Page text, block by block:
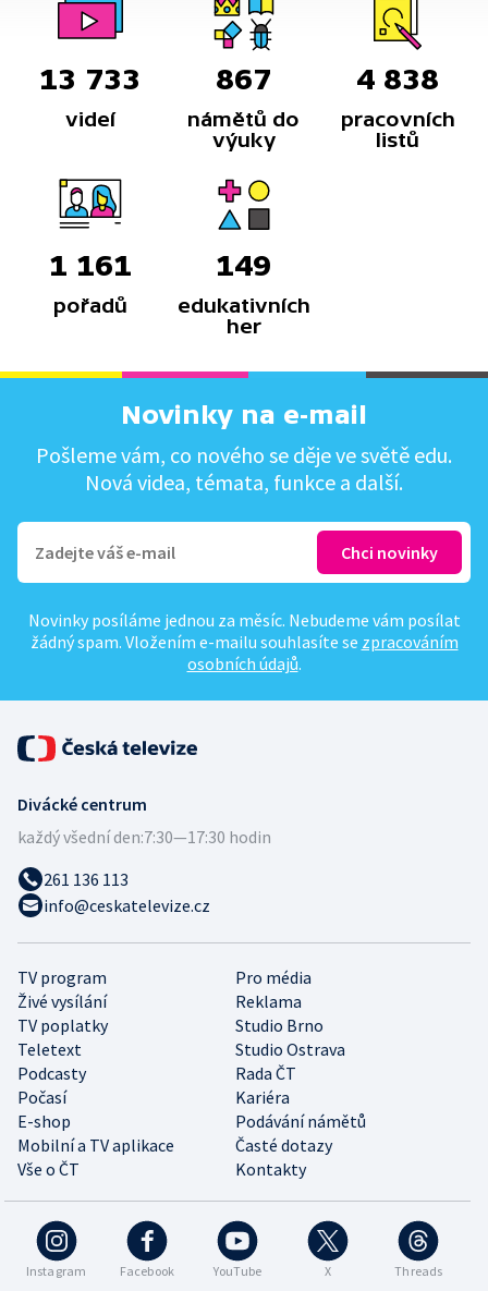
13 733
videí
867
námětů do
výuky
4 838
pracovních
listů
1 161
pořadů
149
edukativních
her
Novinky na e-mail
Pošleme vám, co nového se děje ve světě edu.
Nová videa, témata, funkce a další.
Novinky posíláme jednou za měsíc. Nebudeme vám posílat
žádný spam. Vložením e-mailu souhlasíte se zpracováním
osobních údajů.